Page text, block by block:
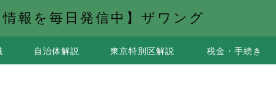
情報を毎日発信中】ザワング
自治体解説 東京特別区解説 税金・手続き